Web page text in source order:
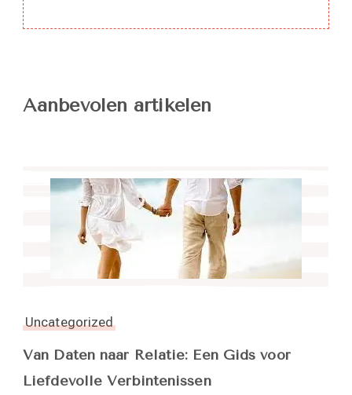
Aanbevolen artikelen
Uncategorized
Van Daten naar Relatie: Een Gids voor
Liefdevolle Verbintenissen